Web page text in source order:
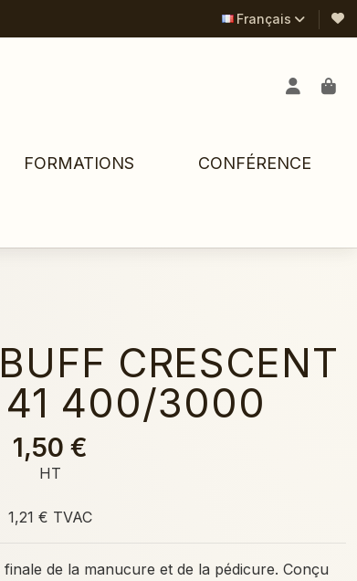
Français
FORMATIONS CONFÉRENCE
CRESCENT
41 400/3000
1,50 €
HT
1,21 € TVAC
de la manucure et de la pédicure. Conçu